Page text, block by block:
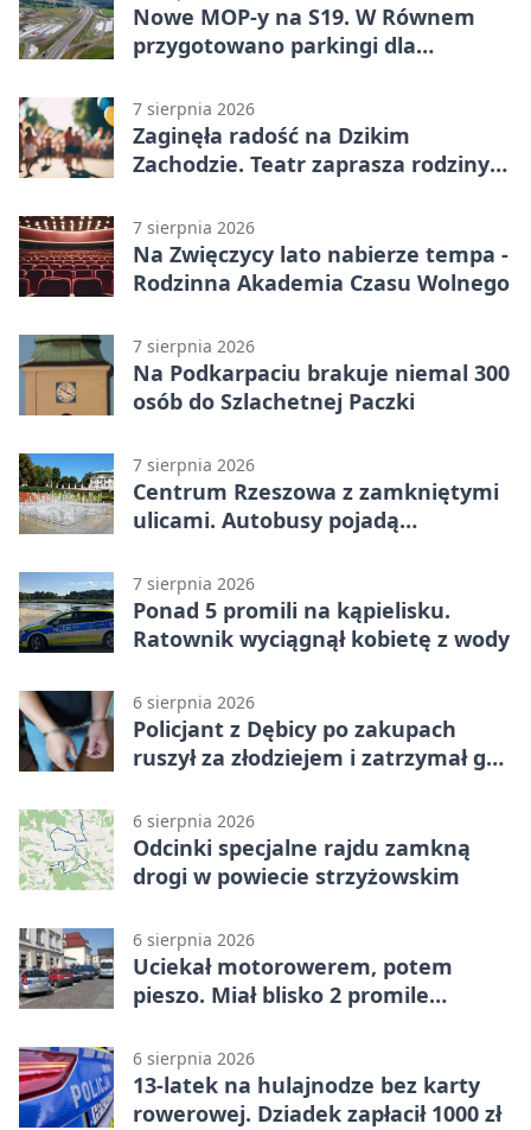
Nowe MOP-y na S19. W Równem
przygotowano parkingi dla
7 sierpnia 2026
Zaginęła radość na Dzikim
Zachodzie. Teatr zaprasza rodziny
7 sierpnia 2026
Na Zwięczycy lato nabierze tempa -
Rodzinna Akademia Czasu Wolnego
7 sierpnia 2026
Na Podkarpaciu brakuje niemal 300
osób do Szlachetnej Paczki
7 sierpnia 2026
Centrum Rzeszowa z zamkniętymi
ulicami. Autobusy pojadą
7 sierpnia 2026
Ponad 5 promili na kąpielisku.
Ratownik wyciągnął kobietę z wody
6 sierpnia 2026
Policjant z Dębicy po zakupach
ruszył za złodziejem i zatrzymał go
6 sierpnia 2026
Odcinki specjalne rajdu zamkną
drogi w powiecie strzyżowskim
6 sierpnia 2026
Uciekał motorowerem, potem
pieszo. Miał blisko 2 promile
6 sierpnia 2026
13-latek na hulajnodze bez karty
rowerowej. Dziadek zapłacił 1000 zł